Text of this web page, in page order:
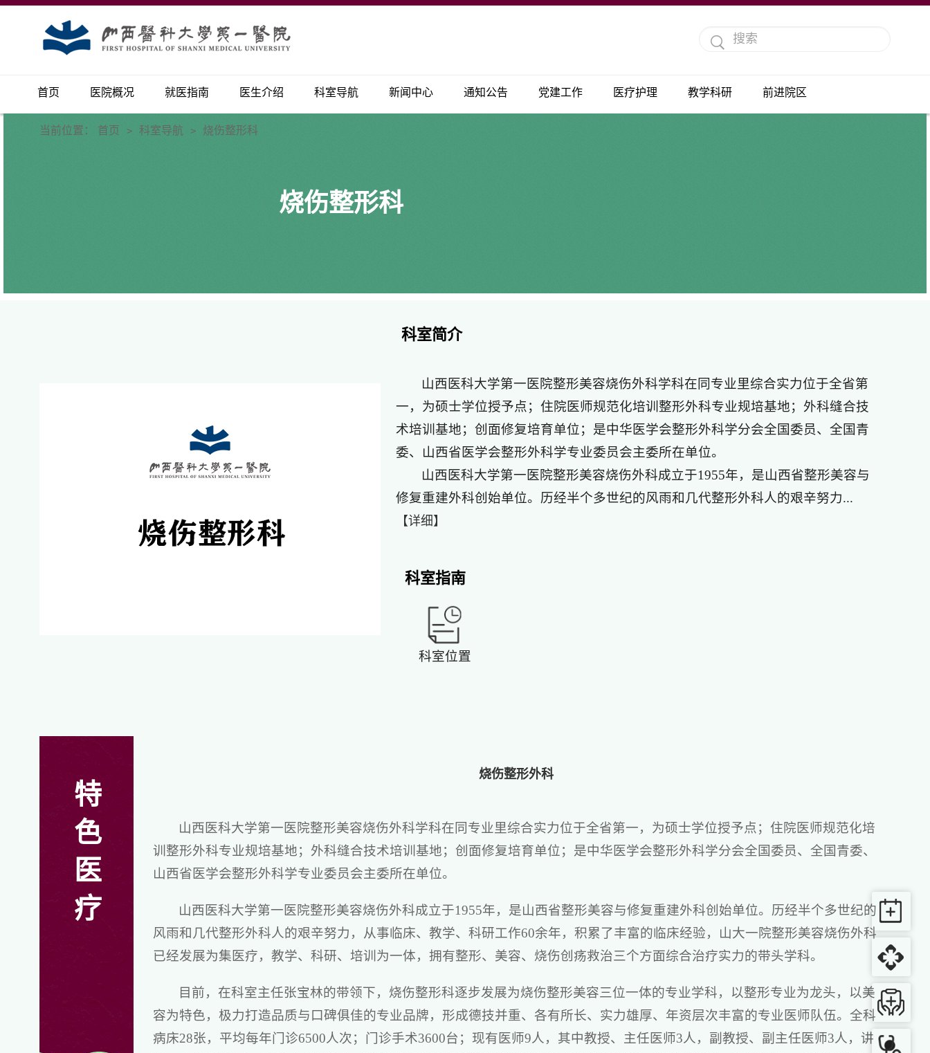
首页 医院概况 就医指南 医生介绍 科室导航 新闻中心 通知公告 党建工作 医疗护理 教学科研 前进院区
当前位置： 首页 > 科室导航 > 烧伤整形科
烧伤整形科
科室简介
山西医科大学第一医院整形美容烧伤外科学科在同专业里综合实力位于全省第
一，为硕士学位授予点；住院医师规范化培训整形外科专业规培基地；外科缝合技
术培训基地；创面修复培育单位；是中华医学会整形外科学分会全国委员、全国青
委、山西省医学会整形外科学专业委员会主委所在单位。
山西医科大学第一医院整形美容烧伤外科成立于1955年，是山西省整形美容与
修复重建外科创始单位。历经半个多世纪的风雨和几代整形外科人的艰辛努力...
【详细】
科室指南
科室位置
特
色
医
疗
烧伤整形外科
山西医科大学第一医院整形美容烧伤外科学科在同专业里综合实力位于全省第一，为硕士学位授予点；住院医师规范化培
训整形外科专业规培基地；外科缝合技术培训基地；创面修复培育单位；是中华医学会整形外科学分会全国委员、全国青委、
山西省医学会整形外科学专业委员会主委所在单位。
山西医科大学第一医院整形美容烧伤外科成立于1955年，是山西省整形美容与修复重建外科创始单位。历经半个多世纪的
风雨和几代整形外科人的艰辛努力，从事临床、教学、科研工作60余年，积累了丰富的临床经验，山大一院整形美容烧伤外科
已经发展为集医疗，教学、科研、培训为一体，拥有整形、美容、烧伤创疡救治三个方面综合治疗实力的带头学科。
目前，在科室主任张宝林的带领下，烧伤整形科逐步发展为烧伤整形美容三位一体的专业学科，以整形专业为龙头，以美
容为特色，极力打造品质与口碑俱佳的专业品牌，形成德技并重、各有所长、实力雄厚、年资层次丰富的专业医师队伍。全科
病床28张，平均每年门诊6500人次；门诊手术3600台；现有医师9人，其中教授、主任医师3人，副教授、副主任医师3人，讲